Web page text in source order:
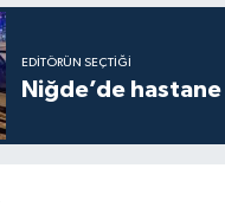
EDITÖRÜN SEÇTIĞI
Niğde’de